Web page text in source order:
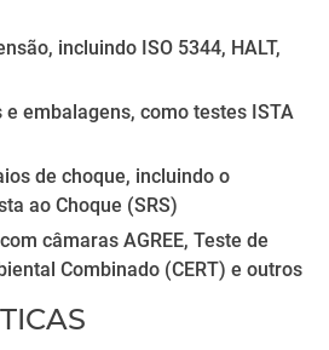
incluindo ISO 5344, HALT,
embalagens, como testes ISTA
de choque, incluindo o
ao Choque (SRS)
câmaras AGREE, Teste de
Combinado (CERT) e outros